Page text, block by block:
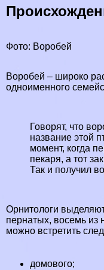
Фото: Воробей
Воробей – широко
одноименного
Говорят, что
название этой
момент, когда
пекаря, а тот
Так и получил
Орнитологи
пернатых, восемь из
можно встретить
домового;